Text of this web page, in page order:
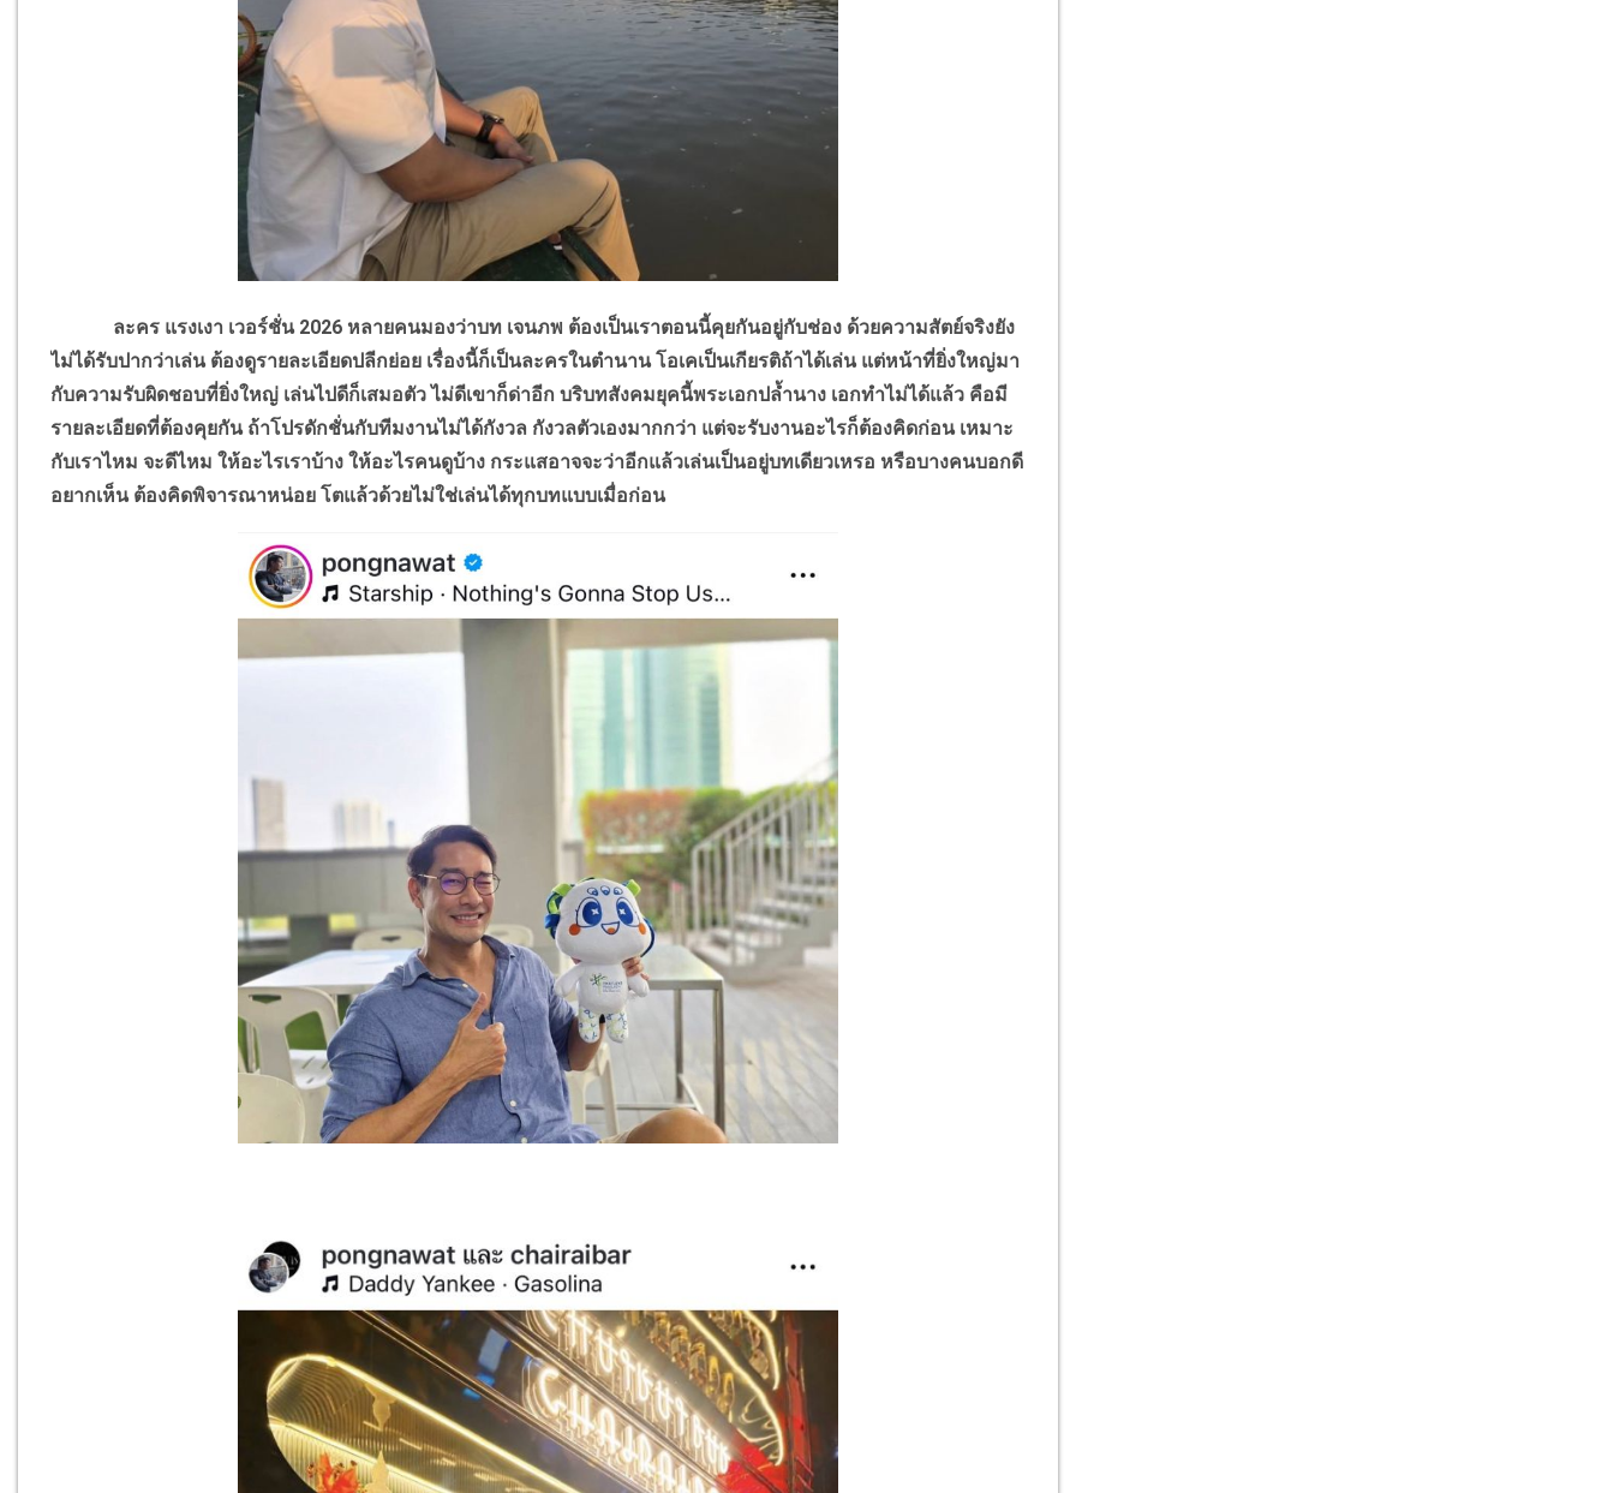
ละคร แรงเงา เวอร์ชั่น 2026 หลายคนมองว่าบท เจนภพ ต้องเป็นเราตอนนี้คุยกันอยู่กับช่อง ด้วยความสัตย์จริงยัง
ไม่ได้รับปากว่าเล่น ต้องดูรายละเอียดปลีกย่อย เรื่องนี้ก็เป็นละครในตำนาน โอเคเป็นเกียรติถ้าได้เล่น แต่หน้าที่ยิ่งใหญ่มา
กับความรับผิดชอบที่ยิ่งใหญ่ เล่นไปดีก็เสมอตัว ไม่ดีเขาก็ด่าอีก บริบทสังคมยุคนี้พระเอกปล้ำนาง เอกทำไม่ได้แล้ว คือมี
รายละเอียดที่ต้องคุยกัน ถ้าโปรดักชั่นกับทีมงานไม่ได้กังวล กังวลตัวเองมากกว่า แต่จะรับงานอะไรก็ต้องคิดก่อน เหมาะ
กับเราไหม จะดีไหม ให้อะไรเราบ้าง ให้อะไรคนดูบ้าง กระแสอาจจะว่าอีกแล้วเล่นเป็นอยู่บทเดียวเหรอ หรือบางคนบอกดี
อยากเห็น ต้องคิดพิจารณาหน่อย โตแล้วด้วยไม่ใช่เล่นได้ทุกบทแบบเมื่อก่อน